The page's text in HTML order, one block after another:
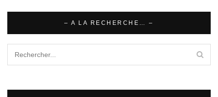
– A LA RECHERCHE… –